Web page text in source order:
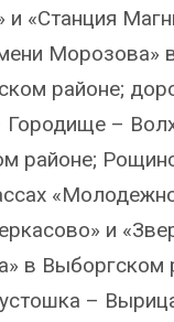
и «Станция
Морозова»
районе;
Городище –
районе;
и
в Выборгском
–